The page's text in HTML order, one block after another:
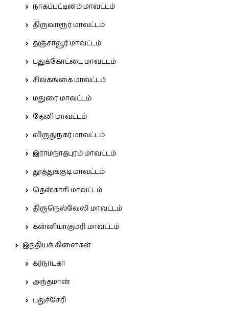
நாகப்பட்டினம் மாவட்டம்
திருவாரூர் மாவட்டம்
தஞ்சாவூர் மாவட்டம்
புதுக்கோட்டை மாவட்டம்
சிவகங்கை மாவட்டம்
மதுரை மாவட்டம்
தேனி மாவட்டம்
விருதுநகர் மாவட்டம்
இராமநாதபுரம் மாவட்டம்
தூத்துக்குடி மாவட்டம்
தென்காசி மாவட்டம்
திருநெல்வேலி மாவட்டம்
கன்னியாகுமரி மாவட்டம்
இந்தியக் கிளைகள்
கர்நாடகா
அந்தமான்
புதுச்சேரி